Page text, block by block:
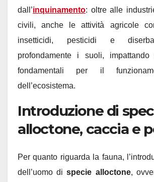
dall’inquinamento: oltre alle
civili, anche le attività agricole
insetticidi, pesticidi e
profondamente i suoli,
fondamentali per il
dell’ecosistema.
Introduzione di
alloctone, caccia e
Per quanto riguarda la fauna,
dell’uomo dispecie alloctone,